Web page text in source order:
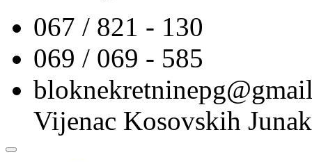
067 / 821 - 130
069 / 069 - 585
Vijenac Kosovskih